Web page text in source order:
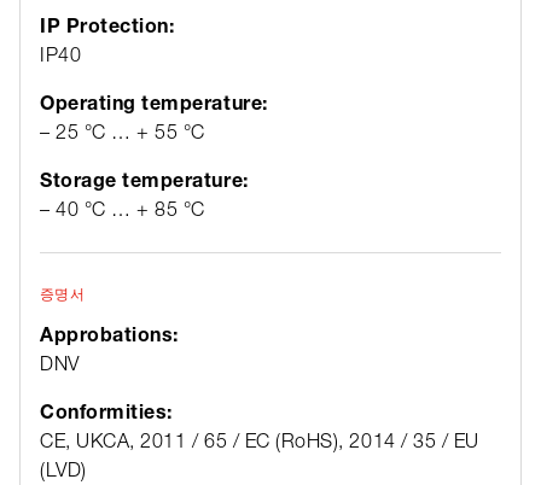
IP Protection:
IP40
Operating temperature:
– 25 °C … + 55 °C
Storage temperature:
– 40 °C … + 85 °C
증명서
Approbations:
DNV
Conformities:
CE, UKCA, 2011 / 65 / EC (RoHS), 2014 / 35 / EU
(LVD)